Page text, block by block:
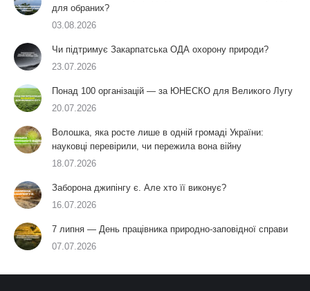
для обраних?
03.08.2026
Чи підтримує Закарпатська ОДА охорону природи?
23.07.2026
Понад 100 організацій — за ЮНЕСКО для Великого Лугу
20.07.2026
Волошка, яка росте лише в одній громаді України:
науковці перевірили, чи пережила вона війну
18.07.2026
Заборона джипінгу є. Але хто її виконує?
16.07.2026
7 липня — День працівника природно-заповідної справи
07.07.2026